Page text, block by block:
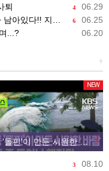
4 06.29
퇴
6 06.25
금부터 시작이야!!
06.20
...?
+
NEW
3
만든 시원한 바람에 숨통 좀 트이나 했지만…
3 08.10